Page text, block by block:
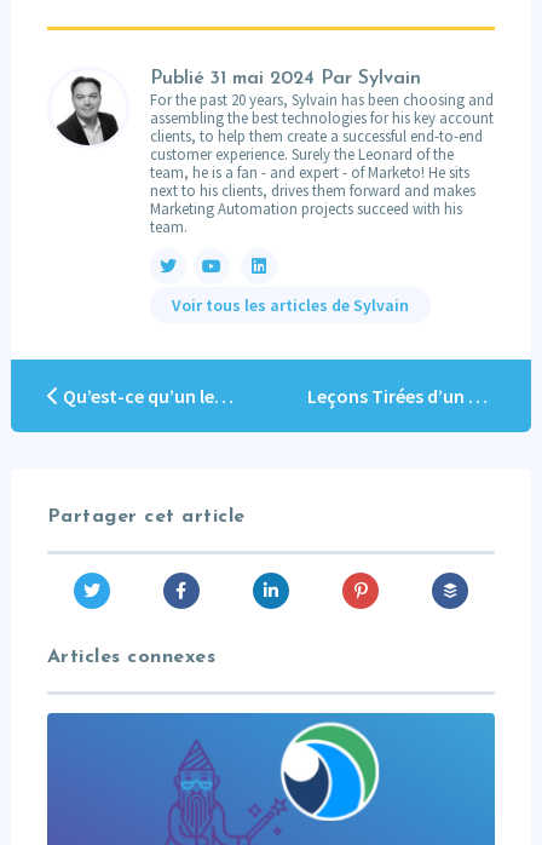
Publié 31 mai 2024 Par Sylvain
For the past 20 years, Sylvain has been choosing and
assembling the best technologies for his key account
clients, to help them create a successful end-to-end
customer experience. Surely the Leonard of the
team, he is a fan - and expert - of Marketo! He sits
next to his clients, drives them forward and makes
Marketing Automation projects succeed with his
team.
Voir tous les articles de Sylvain
Qu’est-ce qu’un lead marketing ? Leçons Tirées d’un Parcours Client B2B Réel
Partager cet article
Articles connexes